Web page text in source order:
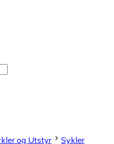
og Utstyr Sykler